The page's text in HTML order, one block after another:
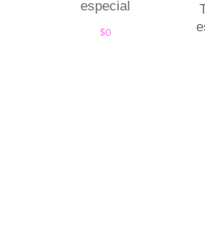
especial
$0